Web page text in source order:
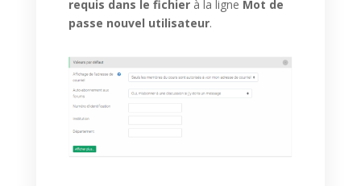
requis dans le fichierà la ligne Mot de
passe nouvel utilisateur.